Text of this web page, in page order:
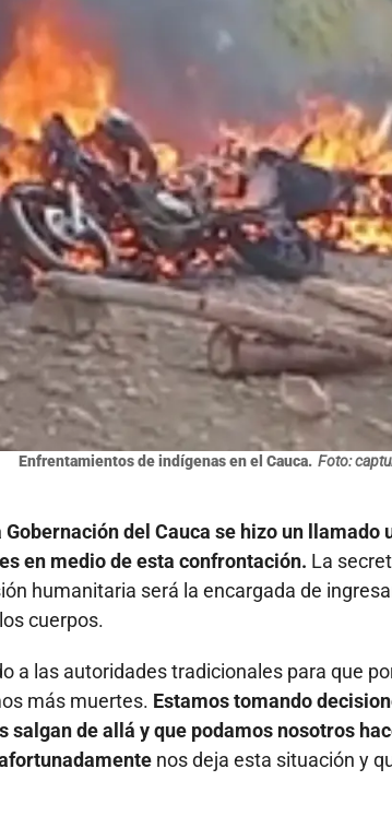
Enfrentamientos de indígenas en el Cauca. Foto:
Gobernación del Cauca se hizo un
en medio de esta confrontación. La
humanitaria será la encargada de
cuerpos.
a las autoridades tradicionales para que
más muertes. Estamos tomando
salgan de allá y que podamos nosotros
nos deja esta situación y